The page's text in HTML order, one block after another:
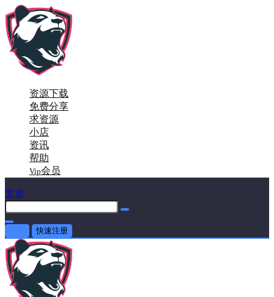
资源下载
免费分享
求资源
小店
资讯
帮助
Vip会员
文章
快速注册